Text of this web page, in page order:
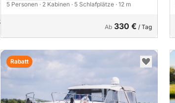
5 Personen · 2 Kabinen · 5 Schlafplätze · 12 m
Ab 330 € / Tag
Rabatt